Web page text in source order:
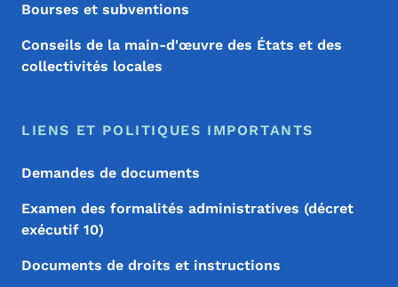
Bourses et subventions
Conseils de la main-d'œuvre des États et des
collectivités locales
LIENS ET POLITIQUES IMPORTANTS
Demandes de documents
Examen des formalités administratives (décret
exécutif 10)
Documents de droits et instructions